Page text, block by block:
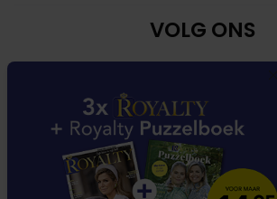
VOLG ONS
Royalty participeert in diverse affiliate marketing
dat Royalty commissies ontvangt voor aankopen